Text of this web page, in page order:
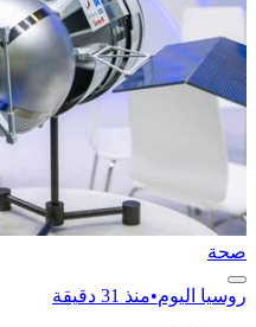
صحة
روسيا اليوم•منذ 31 دقيقة